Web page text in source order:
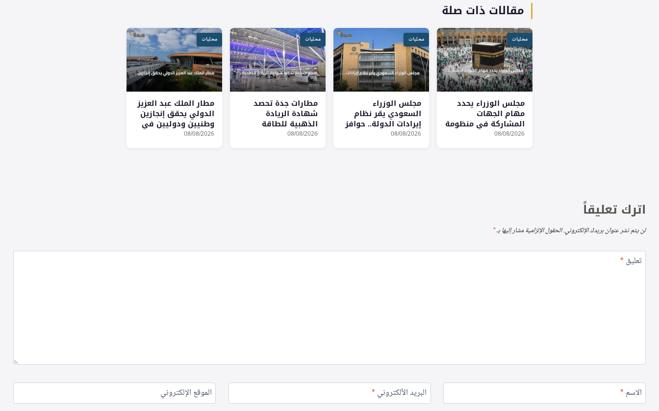
مقالات ذات صلة
محليات
مجلس الوزراء يحدد
مهام الجهات
المشاركة في منظومة
الحج
08/08/2026
محليات
مجلس الوزراء
السعودي يقر نظام
إيرادات الدولة.. حوافز
للجهات وإشراك
08/08/2026
محليات
مطارات جدة تحصد
شهادة الريادة
الذهبية للطاقة
والبيئة في صالة مطار
08/08/2026
محليات
مطار الملك عبد العزيز
الدولي يحقق إنجازين
وطنيين ودوليين في
الاستدامة والابتكار
08/08/2026
اترك تعليقاً
لن يتم نشر عنوان بريدك الإلكتروني.الحقول الإلزامية مشار إليها بـ*
تعليق*
الاسم* البريد الألكتروني* الموقع الإلكتروني